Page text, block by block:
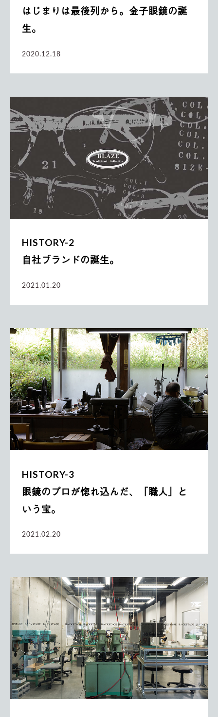
はじまりは最後列から。金子眼鏡の誕
生。
2020.12.18
HISTORY-2
自社ブランドの誕生。
2021.01.20
HISTORY-3
眼鏡のプロが惚れ込んだ、「職人」と
いう宝。
2021.02.20